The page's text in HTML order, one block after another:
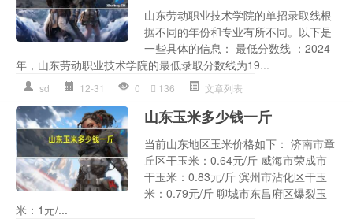
山东劳动职业技术学院的单招录取线根
据不同的年份和专业有所不同。以下是
一些具体的信息： 最低分数线 ：2024
年，山东劳动职业技术学院的最低录取分数线为19...
sd 12-31 0 136 文章列表
山东玉米多少钱一斤
当前山东地区玉米价格如下： 济南市章
丘区干玉米：0.64元/斤 威海市荣成市
干玉米：0.83元/斤 滨州市沾化区干玉
米：0.79元/斤 聊城市东昌府区爆裂玉
米：1元/...